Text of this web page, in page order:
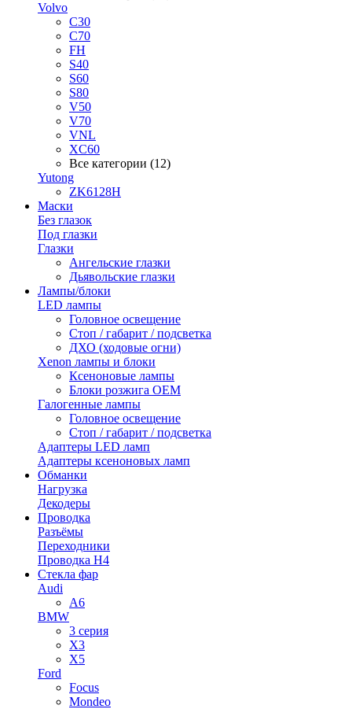
Volvo
C30
C70
FH
S40
S60
S80
V50
V70
VNL
XC60
Все категории (12)
Yutong
ZK6128H
Маски
Без глазок
Под глазки
Глазки
Ангельские глазки
Дьявольские глазки
Лампы/блоки
LED лампы
Головное освещение
Стоп / габарит / подсветка
ДХО (ходовые огни)
Xenon лампы и блоки
Ксеноновые лампы
Блоки розжига OEM
Галогенные лампы
Головное освещение
Стоп / габарит / подсветка
Адаптеры LED ламп
Адаптеры ксеноновых ламп
Обманки
Нагрузка
Декодеры
Проводка
Разъёмы
Переходники
Проводка H4
Стекла фар
Audi
A6
BMW
3 серия
X3
X5
Ford
Focus
Mondeo